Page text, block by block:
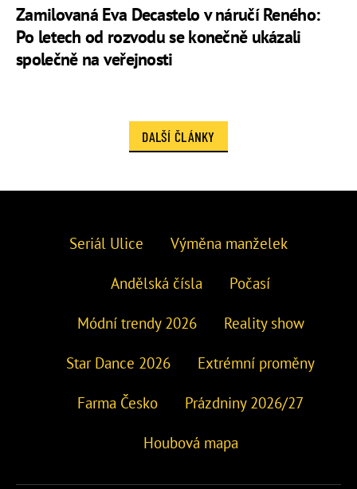
Zamilovaná Eva Decastelo v náručí Reného:
Po letech od rozvodu se konečně ukázali
společně na veřejnosti
DALŠÍ ČLÁNKY
Seriál Ulice Výměna manželek
Andělská čísla Počasí
Módní trendy 2026 Reality show
Star Dance 2026 Extrémní proměny
Farma Česko Prázdniny 2026/27
Houbová mapa